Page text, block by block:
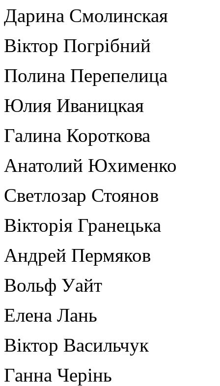
Дарина Смолинская
Віктор Погрібний
Полина Перепелица
Юлия Иваницкая
Галина Короткова
Анатолий Юхименко
Светлозар Стоянов
Вікторія Гранецька
Андрей Пермяков
Вольф Уайт
Елена Лань
Віктор Васильчук
Ганна Черінь